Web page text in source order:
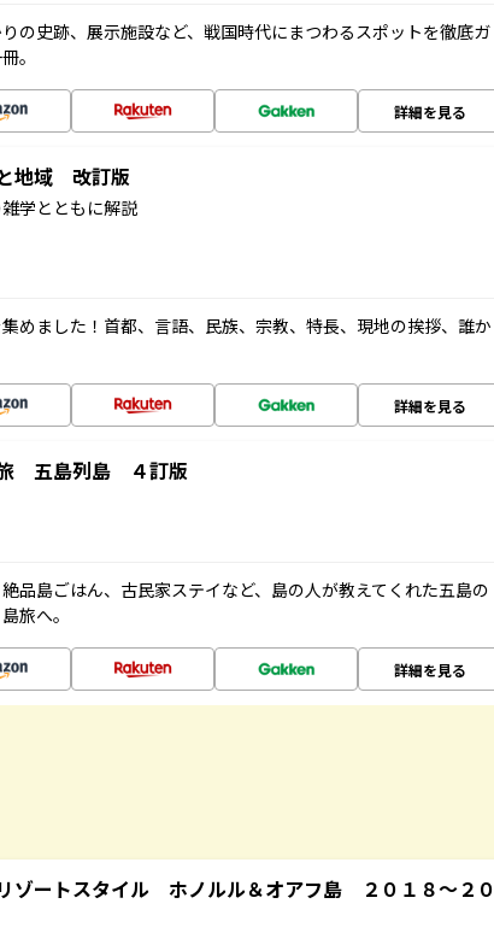
の史跡、展示施設など、戦国時代にまつわるスポットを徹底ガ
。
詳細を見る
地域 改訂版
学とともに解説
めました！首都、言語、民族、宗教、特長、現地の挨拶、誰か
詳細を見る
五島列島 ４訂版
品島ごはん、古民家ステイなど、島の人が教えてくれた五島の
旅へ。
詳細を見る
ートスタイル ホノルル＆オアフ島 ２０１８～２０